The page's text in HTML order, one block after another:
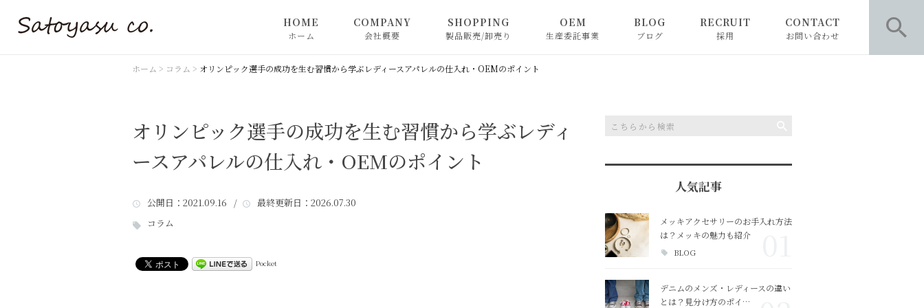
HOME
ホーム
COMPANY
会社概要
SHOPPING
製品販売/卸売り
nod
OEM
生産委託事業
BLOG
ブログ
RECRUIT
採用
CONTACT
お問い合わせ
ホーム > コラム > オリンピック選手の成功を生む習慣から学ぶレディースアパレルの仕入れ・OEMのポイント
オリンピック選手の成功を生む習慣から学ぶレディ
ースアパレルの仕入れ・OEMのポイント
公開日 ：2021.09.16 / 最終更新日 ：2026.07.30
コラム
Pocket
人気記事
メッキアクセサリーのお手入れ方法
は？メッキの魅力も紹介
BLOG
デニムのメンズ・レディースの違い
とは？見分け方のポイ…